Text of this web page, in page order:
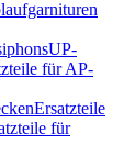
UP-
für AP-
Ersatzteile
für